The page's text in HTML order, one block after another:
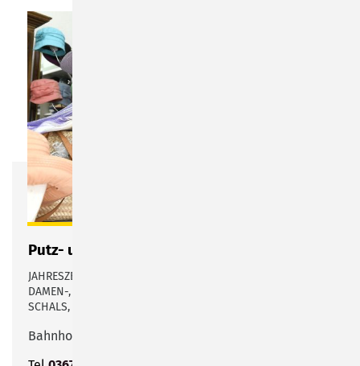
Putz- und Modesalon Leni Zander
JAHRESZEITLICH TOPAKTUELLE, MODISCHE UND SCHICKE
DAMEN-, HERREN- UND KINDERKOPFBEDECKUNGEN SOWIE
SCHALS, HANDSCHUHEUND ACCESSOIRES
Bahnhofstraße 16